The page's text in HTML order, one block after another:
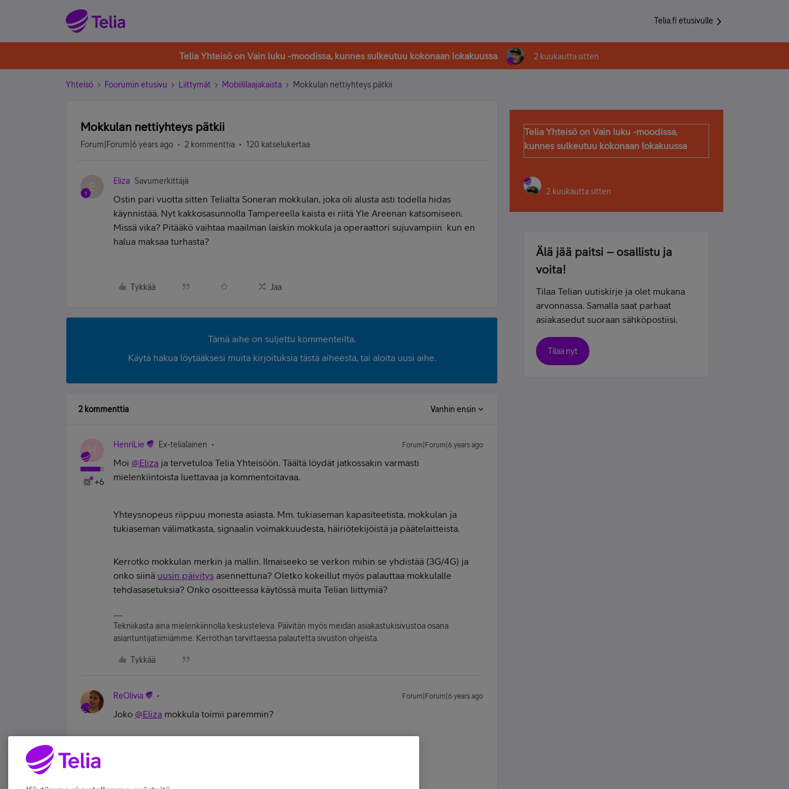
Telia.fi etusivulle
Telia Yhteisö on Vain luku -moodissa, kunnes sulkeutuu kokonaan lokakuussa 2 kuukautta sitten
Yhteisö Foorumin etusivu Liittymät Mobiililaajakaista Mokkulan nettiyhteys pätkii
Mokkulan nettiyhteys pätkii
Forum|Forum|6 years ago 2 kommenttia 120 katselukertaa
E Eliza Savumerkittäjä
Ostin pari vuotta sitten Telialta Soneran mokkulan, joka oli alusta asti todella hidas
käynnistää. Nyt kakkosasunnolla Tampereella kaista ei riitä Yle Areenan katsomiseen.
Missä vika? Pitääkö vaihtaa maailman laiskin mokkula ja operaattori sujuvampiin kun en
halua maksaa turhasta?
Tykkää Jaa
Tämä aihe on suljettu kommenteilta.
Käytä hakua löytääksesi muita kirjoituksia tästä aiheesta, tai aloita uusi aihe.
2 kommenttia Vanhin ensin
H
+6
HenriLie Ex-telialainen Forum|Forum|6 years ago
Moi @Eliza ja tervetuloa Telia Yhteisöön. Täältä löydät jatkossakin varmasti
mielenkiintoista luettavaa ja kommentoitavaa.
Yhteysnopeus riippuu monesta asiasta. Mm. tukiaseman kapasiteetista, mokkulan ja
tukiaseman välimatkasta, signaalin voimakkuudesta, häiriötekijöistä ja päätelaitteista.
Kerrotko mokkulan merkin ja mallin. Ilmaiseeko se verkon mihin se yhdistää (3G/4G) ja
onko siinä uusin päivitys asennettuna? Oletko kokeillut myös palauttaa mokkulalle
tehdasasetuksia? Onko osoitteessa käytössä muita Telian liittymiä?
Tekniikasta aina mielenkiinnolla keskusteleva. Päivitän myös meidän asiakastukisivustoa osana
asiantuntijatiimiämme. Kerrothan tarvittaessa palautetta sivuston ohjeista.
Tykkää
ReOlivia Forum|Forum|6 years ago
Joko @Eliza mokkula toimii paremmin?
Telia Yhteisö on Vain luku -moodissa,
kunnes sulkeutuu kokonaan lokakuussa
2 kuukautta sitten
Älä jää paitsi – osallistu ja
voita!
Tilaa Telian uutiskirje ja olet mukana
arvonnassa. Samalla saat parhaat
asiakasedut suoraan sähköpostiisi.
Tilaa nyt